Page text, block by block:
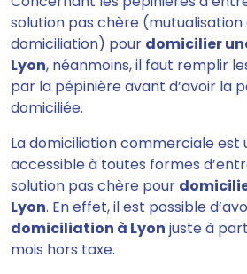
solution pas chère (mutualisation
domiciliation) pour domicilier
Lyon, néanmoins, il faut remplir
par la pépinière avant d’avoir la
domiciliée.
La domiciliation commerciale est
accessible à toutes formes
solution pas chère pour
Lyon. En effet, il est possible
domiciliation à Lyon juste à
mois hors taxe.